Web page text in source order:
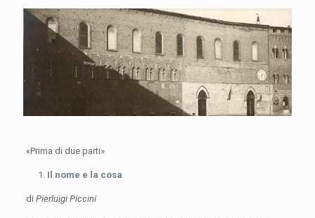
«Prima di due parti»
Il nome e la cosa
di Pierluigi Piccini